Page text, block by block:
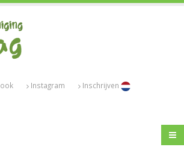
Instagram Inschrijven